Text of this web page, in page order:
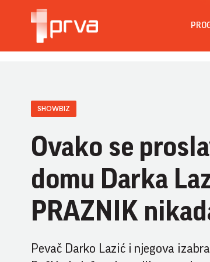
SHOWBIZ
Ovako se
domu Darka
PRAZNIK
Pevač Darko Lazić i njegova